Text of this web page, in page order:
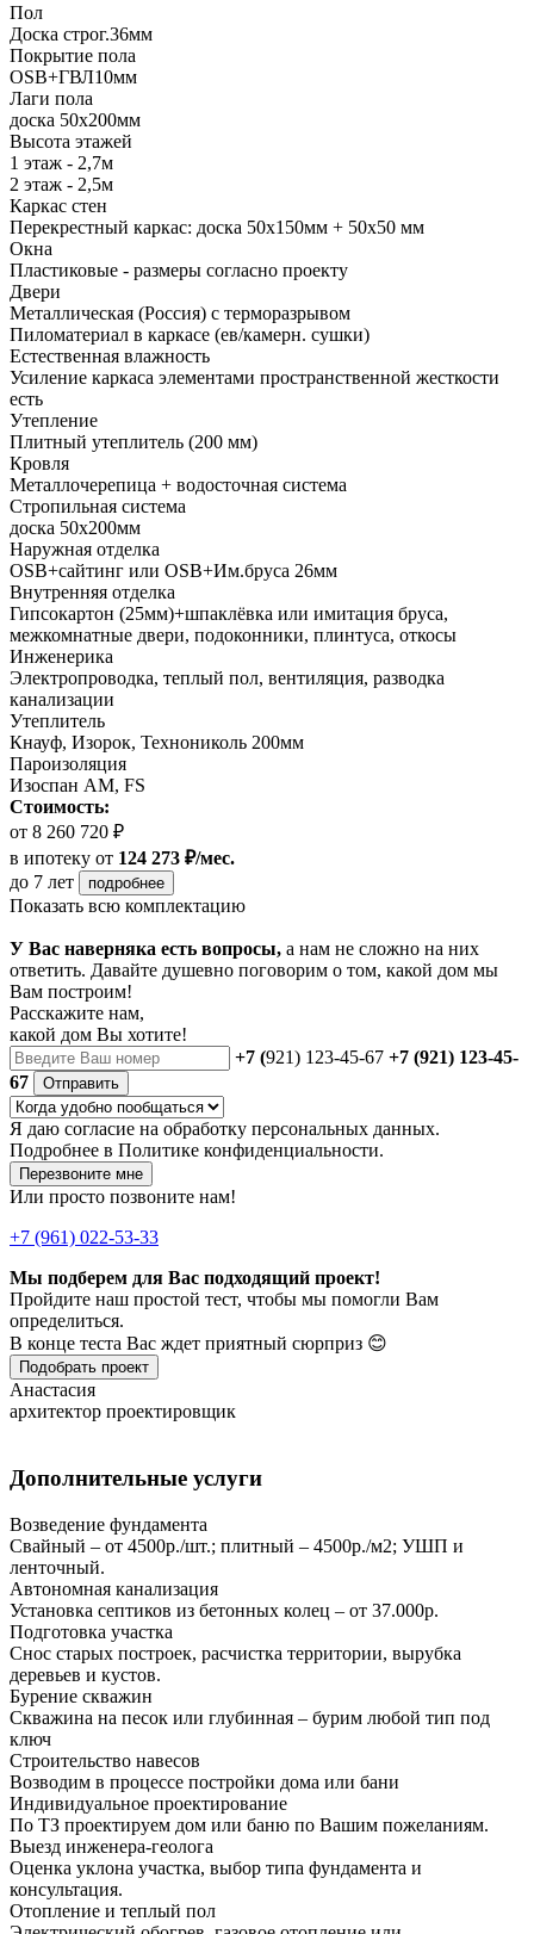
Пол
Доска строг.36мм
Покрытие пола
ОSB+ГВЛ10мм
Лаги пола
доска 50х200мм
Высота этажей
1 этаж - 2,7м
2 этаж - 2,5м
Каркас стен
Перекрестный каркас: доска 50х150мм + 50х50 мм
Окна
Пластиковые - размеры согласно проекту
Двери
Металлическая (Россия) с терморазрывом
Пиломатериал в каркасе (ев/камерн. сушки)
Естественная влажность
Усиление каркаса элементами пространственной жесткости
есть
Утепление
Плитный утеплитель (200 мм)
Кровля
Металлочерепица + водосточная система
Стропильная система
доска 50х200мм
Наружная отделка
OSB+сайтинг или OSB+Им.бруса 26мм
Внутренняя отделка
Гипсокартон (25мм)+шпаклёвка или имитация бруса,
межкомнатные двери, подоконники, плинтуса, откосы
Инженерика
Электропроводка, теплый пол, вентиляция, разводка
канализации
Утеплитель
Кнауф, Изорок, Технониколь 200мм
Пароизоляция
Изоспан AM, FS
Стоимость:
от 8 260 720 ₽
в ипотеку от 124 273 ₽/мес.
до 7 лет
подробнее
Показать всю комплектацию
У Вас наверняка есть вопросы, а нам не сложно на них
ответить. Давайте душевно поговорим о том, какой дом мы
Вам построим!
Расскажите нам,
какой дом Вы хотите!
+7 (921) 123-45-67 +7 (921) 123-45-
67
Отправить
Я даю согласие на обработку персональных данных.
Подробнее в Политике конфиденциальности.
Перезвоните мне
Или просто позвоните нам!
+7 (961) 022-53-33
Мы подберем для Вас подходящий проект!
Пройдите наш простой тест, чтобы мы помогли Вам
определиться.
В конце теста Вас ждет приятный сюрприз 😊
Подобрать проект
Анастасия
архитектор проектировщик
Дополнительные услуги
Возведение фундамента
Свайный – от 4500р./шт.; плитный – 4500р./м2; УШП и
ленточный.
Автономная канализация
Установка септиков из бетонных колец – от 37.000р.
Подготовка участка
Снос старых построек, расчистка территории, вырубка
деревьев и кустов.
Бурение скважин
Скважина на песок или глубинная – бурим любой тип под
ключ
Строительство навесов
Возводим в процессе постройки дома или бани
Индивидуальное проектирование
По ТЗ проектируем дом или баню по Вашим пожеланиям.
Выезд инженера-геолога
Оценка уклона участка, выбор типа фундамента и
консультация.
Отопление и теплый пол